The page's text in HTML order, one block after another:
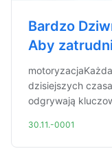
Bardzo
Aby
dzisiejszych
odgrywają
30.11.-0001